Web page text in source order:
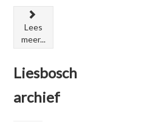
Lees
meer...
Liesbosch
archief